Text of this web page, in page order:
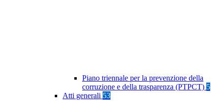
Piano triennale per la prevenzione della
corruzione e della trasparenza (PTPCT) 5
Atti generali 53